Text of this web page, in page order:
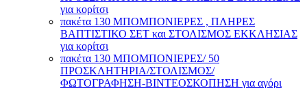
για κορίτσι
πακέτα 130 ΜΠΟΜΠΟΝΙΕΡΕΣ , ΠΛΗΡΕΣ
ΒΑΠΤΙΣΤΙΚΟ ΣΕΤ και ΣΤΟΛΙΣΜΟΣ ΕΚΚΛΗΣΙΑΣ
για κορίτσι
πακέτα 130 ΜΠΟΜΠΟΝΙΕΡΕΣ/ 50
ΠΡΟΣΚΛΗΤΗΡΙΑ/ΣΤΟΛΙΣΜΟΣ/
ΦΩΤΟΓΡΑΦΗΣΗ-ΒΙΝΤΕΟΣΚΟΠΗΣΗ για αγόρι